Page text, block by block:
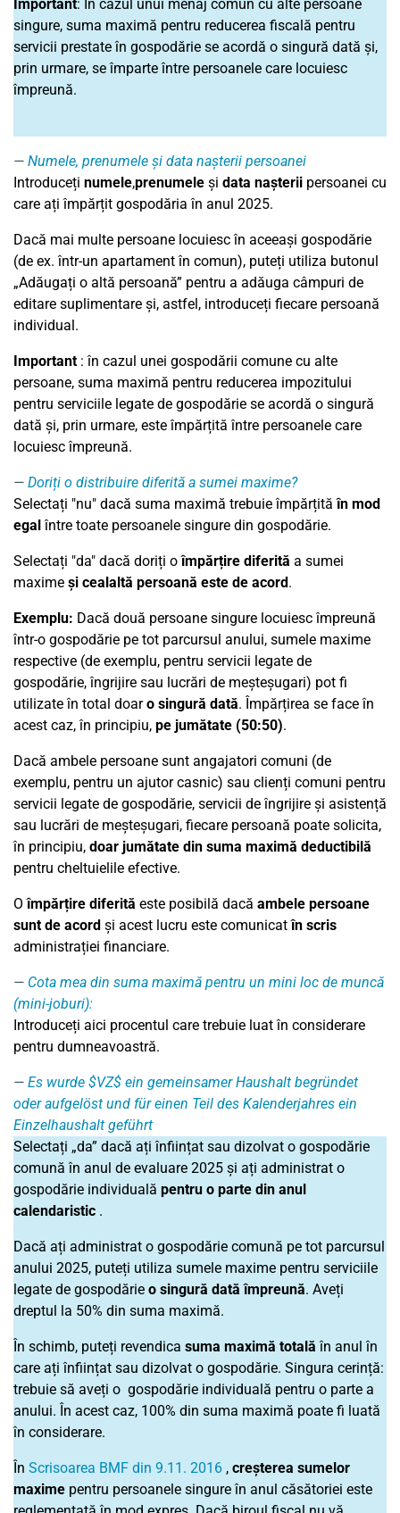
Important: În cazul unui menaj comun cu alte persoane
singure, suma maximă pentru reducerea fiscală pentru
servicii prestate în gospodărie se acordă o singură dată și,
prin urmare, se împarte între persoanele care locuiesc
împreună.
Numele, prenumele și data nașterii persoanei
Introduceți numele,prenumele și data nașterii persoanei cu
care ați împărțit gospodăria în anul 2025.
Dacă mai multe persoane locuiesc în aceeași gospodărie
(de ex. într-un apartament în comun), puteți utiliza butonul
„Adăugați o altă persoană” pentru a adăuga câmpuri de
editare suplimentare și, astfel, introduceți fiecare persoană
individual.
Important: în cazul unei gospodării comune cu alte
persoane, suma maximă pentru reducerea impozitului
pentru serviciile legate de gospodărie se acordă o singură
dată și, prin urmare, este împărțită între persoanele care
locuiesc împreună.
Doriți o distribuire diferită a sumei maxime?
Selectați "nu" dacă suma maximă trebuie împărțităîn mod
egalîntre toate persoanele singure din gospodărie.
Selectați "da" dacă doriți oîmpărțire diferită a sumei
maxime și cealaltă persoană este de acord.
Exemplu: Dacă două persoane singure locuiesc împreună
într-o gospodărie pe tot parcursul anului, sumele maxime
respective (de exemplu, pentru servicii legate de
gospodărie, îngrijire sau lucrări de meșteșugari) pot fi
utilizate în total doaro singură dată. Împărțirea se face în
acest caz, în principiu, pe jumătate (50:50).
Dacă ambele persoane sunt angajatori comuni (de
exemplu, pentru un ajutor casnic) sau clienți comuni pentru
servicii legate de gospodărie, servicii de îngrijire și asistență
sau lucrări de meșteșugari, fiecare persoană poate solicita,
în principiu, doar jumătate din suma maximă deductibilă
pentru cheltuielile efective.
Oîmpărțire diferită este posibilă dacă ambele persoane
sunt de acord și acest lucru este comunicatîn scris
administrației financiare.
Cota mea din suma maximă pentru un mini loc de muncă
(mini-joburi):
Introduceți aici procentul care trebuie luat în considerare
pentru dumneavoastră.
Es wurde $VZ$ ein gemeinsamer Haushalt begründet
oder aufgelöst und für einen Teil des Kalenderjahres ein
Einzelhaushalt geführt
Selectați „da” dacă ați înființat sau dizolvat o gospodărie
comună în anul de evaluare 2025 și ați administrat o
gospodărie individuală pentru o parte din anul
calendaristic .
Dacă ați administrat o gospodărie comună pe tot parcursul
anului 2025, puteți utiliza sumele maxime pentru serviciile
legate de gospodărie o singură dată împreună. Aveți
dreptul la 50% din suma maximă.
În schimb, puteți revendica suma maximă totală în anul în
care ați înființat sau dizolvat o gospodărie. Singura cerință:
trebuie să aveți o gospodărie individuală pentru o parte a
anului. În acest caz, 100% din suma maximă poate fi luată
în considerare.
În Scrisoarea BMF din 9.11. 2016 , creșterea sumelor
maxime pentru persoanele singure în anul căsătoriei este